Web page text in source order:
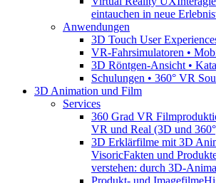
eintauchen in neue
Anwendungen
3D Touch User
VR-Fahrsimulatoren •
3D Röntgen-Ansicht •
Schulungen • 360° VR
3D Animation und Film
Services
360 Grad VR
VR und Real (3D und
3D Erklärfilme mit 3D
VisoricFakten und
verstehen: durch 3D-
Produkt- und Imagefilme